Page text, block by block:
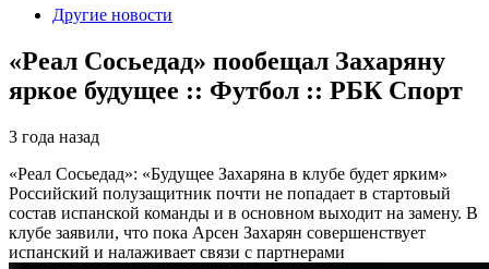
Другие новости
«Реал Сосьедад» пообещал Захаряну
яркое будущее :: Футбол :: РБК Спорт
3 года назад
«Реал Сосьедад»: «Будущее Захаряна в клубе будет ярким»
Российский полузащитник почти не попадает в стартовый
состав испанской команды и в основном выходит на замену. В
клубе заявили, что пока Арсен Захарян совершенствует
испанский и налаживает связи с партнерами